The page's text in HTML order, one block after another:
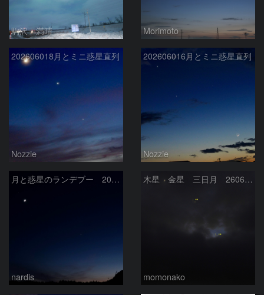
駒沢 満晴 Morimoto
202606018月とミニ惑星直列
Nozzie
202606016月とミニ惑星直列
Nozzie
月と惑星のランデブー 2026/06/19
nardis
木星 金星 三日月 260618
momonako